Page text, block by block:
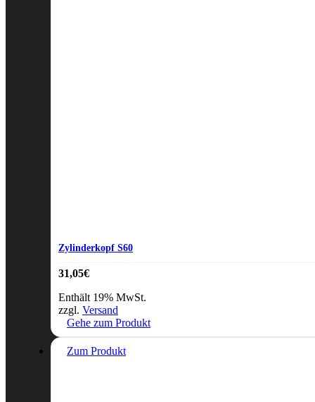
Zylinderkopf S60
31,05€
Enthält 19% MwSt.
zzgl. Versand
Gehe zum Produkt
Zum Produkt